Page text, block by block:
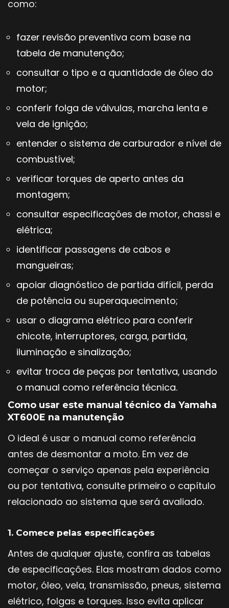
como:
fazer revisão preventiva com base na
tabela de manutenção;
consultar o tipo e a quantidade de óleo do
motor;
conferir folga de válvulas, marcha lenta e
vela de ignição;
entender o sistema de carburador e nível de
combustível;
verificar torques de aperto antes da
montagem;
consultar especificações de motor, chassi e
elétrica;
identificar passagens de cabos e
mangueiras;
apoiar diagnóstico de partida difícil, perda
de potência ou superaquecimento;
usar o diagrama elétrico para conferir
chicote, interruptores, carga, partida,
iluminação e sinalização;
evitar troca de peças por tentativa, usando
o manual como referência técnica.
Como usar este manual técnico da Yamaha
XT600E na manutenção
O ideal é usar o manual como referência
antes de desmontar a moto. Em vez de
começar o serviço apenas pela experiência
ou por tentativa, consulte primeiro o capítulo
relacionado ao sistema que será avaliado.
1. Comece pelas especificações
Antes de qualquer ajuste, confira as tabelas
de especificações. Elas mostram dados como
motor, óleo, vela, transmissão, pneus, sistema
elétrico, folgas e torques. Isso evita aplicar